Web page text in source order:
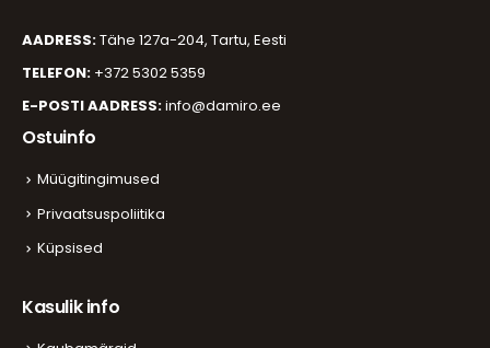
AADRESS:Tähe 127a-204, Tartu, Eesti
TELEFON: +372 5302 5359
E-POSTI AADRESS:info@damiro.ee
Ostuinfo
Müügitingimused
Privaatsuspoliitika
Küpsised
Kasulik info